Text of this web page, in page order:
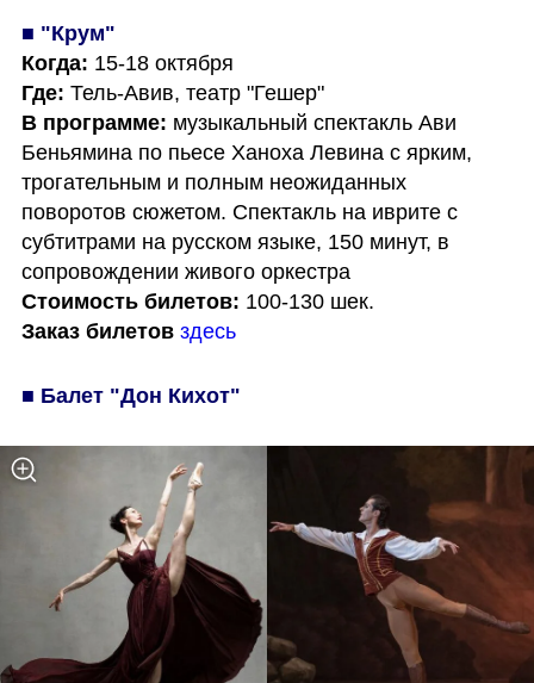
■ "Крум"
Когда:
Где:
Тель-Авив, театр "Гешер"
В программе: музыкальный спектакль Ави
Беньямина по пьесе Ханоха Левина с ярким,
трогательным и полным неожиданных
поворотов сюжетом. Спектакль на иврите с
субтитрами на русском языке, 150 минут, в
сопровождении живого оркестра
Стоимость билетов:
Заказ билетов здесь
■ Балет "Дон Кихот"